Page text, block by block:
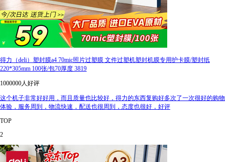
得力（deli）塑封膜a4 70mic照片过塑膜 文件过塑机塑封机膜专用护卡膜/塑封纸
220*305mm 100张/包70厚度 3819
1000000人好评
这个机子非常好好用，而且质量也比较好，得力的东西复购好多次了一次很好的购物
体验，服务周到，物流快速，配送也很周到，态度也很好，好评
TOP
2